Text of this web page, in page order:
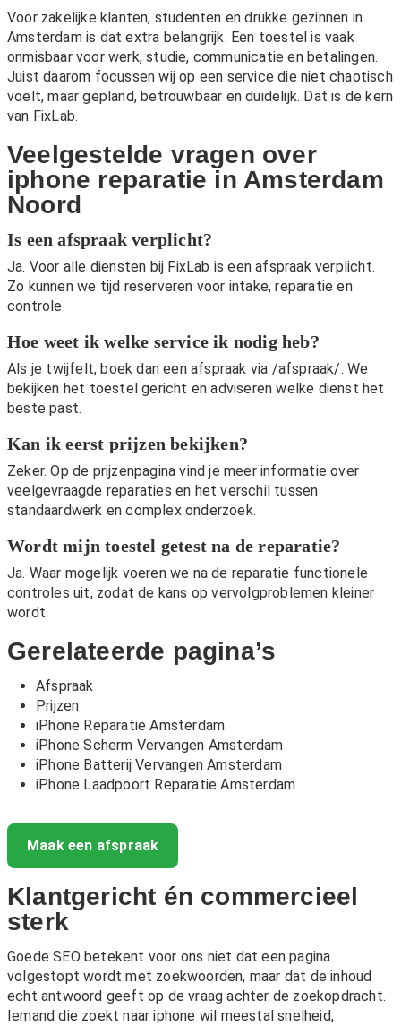
Voor zakelijke klanten, studenten en drukke gezinnen in
Amsterdam is dat extra belangrijk. Een toestel is vaak
onmisbaar voor werk, studie, communicatie en betalingen.
Juist daarom focussen wij op een service die niet chaotisch
voelt, maar gepland, betrouwbaar en duidelijk. Dat is de kern
van FixLab.
Veelgestelde vragen over
iphone reparatie in Amsterdam
Noord
Is een afspraak verplicht?
Ja. Voor alle diensten bij FixLab is een afspraak verplicht.
Zo kunnen we tijd reserveren voor intake, reparatie en
controle.
Hoe weet ik welke service ik nodig heb?
Als je twijfelt, boek dan een afspraak via /afspraak/. We
bekijken het toestel gericht en adviseren welke dienst het
beste past.
Kan ik eerst prijzen bekijken?
Zeker. Op de prijzenpagina vind je meer informatie over
veelgevraagde reparaties en het verschil tussen
standaardwerk en complex onderzoek.
Wordt mijn toestel getest na de reparatie?
Ja. Waar mogelijk voeren we na de reparatie functionele
controles uit, zodat de kans op vervolgproblemen kleiner
wordt.
Gerelateerde pagina’s
Afspraak
Prijzen
iPhone Reparatie Amsterdam
iPhone Scherm Vervangen Amsterdam
iPhone Batterij Vervangen Amsterdam
iPhone Laadpoort Reparatie Amsterdam
Maak een afspraak
Klantgericht én commercieel
sterk
Goede SEO betekent voor ons niet dat een pagina
volgestopt wordt met zoekwoorden, maar dat de inhoud
echt antwoord geeft op de vraag achter de zoekopdracht.
Iemand die zoekt naar iphone wil meestal snelheid,